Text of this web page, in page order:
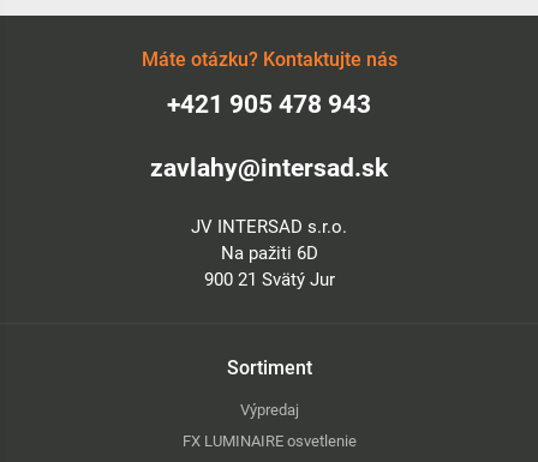
Máte otázku? Kontaktujte nás
+421 905 478 943
zavlahy@intersad.sk
JV INTERSAD s.r.o.
Na pažiti 6D
900 21 Svätý Jur
Sortiment
Výpredaj
FX LUMINAIRE osvetlenie